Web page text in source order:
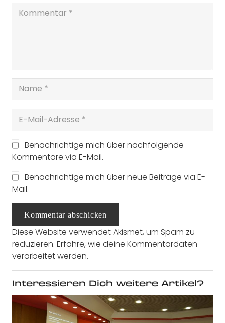
Benachrichtige mich über nachfolgende
Kommentare via E-Mail.
Benachrichtige mich über neue Beiträge via E-
Mail.
Kommentar abschicken
Diese Website verwendet Akismet, um Spam zu
reduzieren. Erfahre, wie deine Kommentardaten
verarbeitet werden.
Interessieren Dich weitere Artikel?